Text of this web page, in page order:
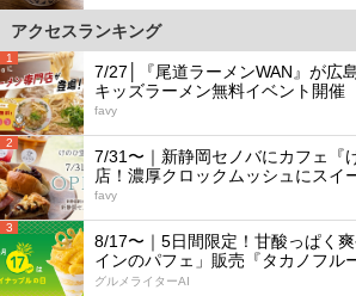
アクセスランキング
1
7/27│『尾道ラーメンWAN』が広
キッズラーメン無料イベント開催
favy
2
7/31〜｜新静岡セノバにカフェ『
店！濃厚クロックムッシュにスイ
favy
3
8/17〜｜5日間限定！甘酸っぱく
インのパフェ」販売『タカノフル
グルメライターAI